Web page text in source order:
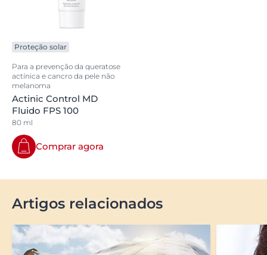
Proteção solar
Para a prevenção da queratose
actínica e cancro da pele não
melanoma
Actinic Control MD
Fluido FPS 100
80 ml
Comprar agora
Artigos relacionados